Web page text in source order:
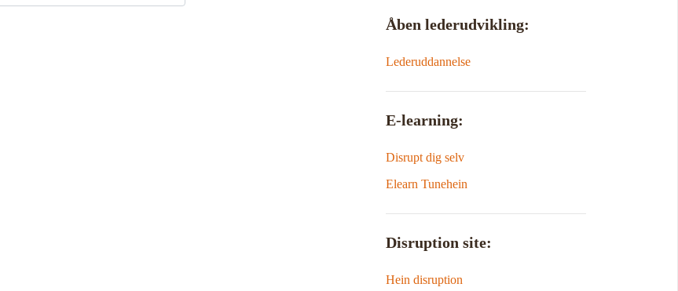
Åben lederudvikling:
Lederuddannelse
E-learning:
Disrupt dig selv
Elearn Tunehein
Disruption site:
Hein disruption